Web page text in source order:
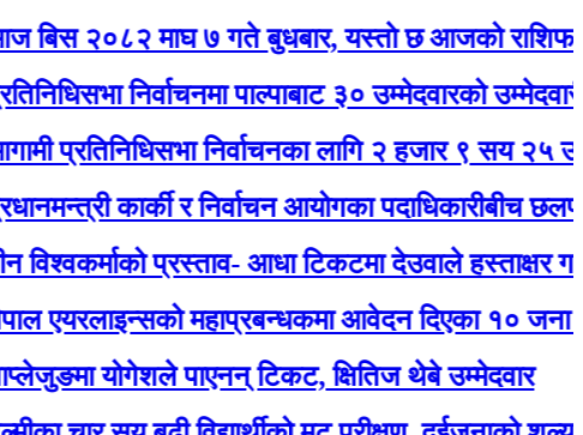
माघ ७ गते बुधबार, यस्ताे छ आजको राशिफल
निर्वाचनमा पाल्पाबाट ३० उम्मेदवारको उम्मेदवारी दर्ता
निर्वाचनका लागि २ हजार ९ सय २५
कार्की र निर्वाचन आयोगका पदाधिकारीबीच छलफल हुँदै
प्रस्ताव- आधा टिकटमा देउवाले हस्ताक्षर गर्नुभयो,
महाप्रबन्धकमा आवेदन दिएका १० जना
योगेशले पाएनन् टिकट, क्षितिज थेबे उम्मेदवार